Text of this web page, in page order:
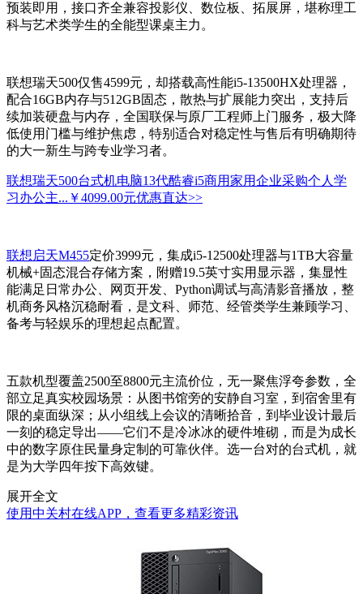
预装即用，接口齐全兼容投影仪、数位板、拓展屏，堪称理工
科与艺术类学生的全能型课桌主力。
联想瑞天500仅售4599元，却搭载高性能i5-13500HX处理器，
配合16GB内存与512GB固态，散热与扩展能力突出，支持后
续加装硬盘与内存，全国联保与原厂工程师上门服务，极大降
低使用门槛与维护焦虑，特别适合对稳定性与售后有明确期待
的大一新生与跨专业学习者。
联想瑞天500台式机电脑13代酷睿i5商用家用企业采购个人学
习办公主... ￥4099.00元优惠直达>>
联想启天M455定价3999元，集成i5-12500处理器与1TB大容量
机械+固态混合存储方案，附赠19.5英寸实用显示器，集显性
能满足日常办公、网页开发、Python调试与高清影音播放，整
机商务风格沉稳耐看，是文科、师范、经管类学生兼顾学习、
备考与轻娱乐的理想起点配置。
五款机型覆盖2500至8800元主流价位，无一聚焦浮夸参数，全
部立足真实校园场景：从图书馆旁的安静自习室，到宿舍里有
限的桌面纵深；从小组线上会议的清晰拾音，到毕业设计最后
一刻的稳定导出——它们不是冷冰冰的硬件堆砌，而是为成长
中的数字原住民量身定制的可靠伙伴。选一台对的台式机，就
是为大学四年按下高效键。
展开全文
使用中关村在线APP，查看更多精彩资讯